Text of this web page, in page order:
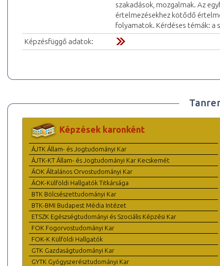
szakadások, mozgalmak. Az
értelmezésekhez kötődő
folyamatok. Kérdéses témák: a
Képzésfüggő adatok:
Képzések karonként
ÁJTK Állam- és Jogtudományi Kar
ÁJTK-KT Állam- és Jogtudományi Kar Kecskemét
ÁOK Általános Orvostudományi Kar
ÁOK-Külföldi Hallgatók Titkársága
BTK Bölcsészettudományi Kar
BTK-BMI Budapest Média Intézet
ETSZK Egészségtudományi és Szociális Képzési Kar
FOK Fogorvostudományi Kar
FOK-K Külföldi Hallgatók
GTK Gazdaságtudományi Kar
GYTK Gyógyszerésztudományi Kar